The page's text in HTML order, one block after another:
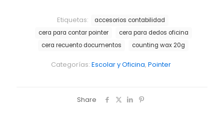
Categorías: Escolar y Oficina, Pointer
Etiquetas:
accesorios contabilidad
cera para contar pointer
cera para dedos oficina
cera recuento documentos
counting wax 20g
Share